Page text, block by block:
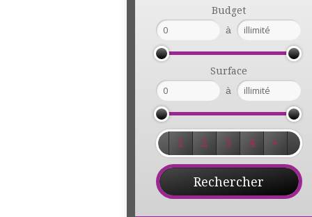
Budget
à
Surface
à
1 2 3 4 +